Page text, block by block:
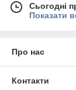
Сьогодні
Показати
Про нас
Контакти